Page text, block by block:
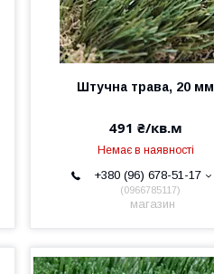
Штучна трава, 20 мм
491 ₴/кв.м
Немає в наявності
+380 (96) 678-51-17
0966785117
магазин